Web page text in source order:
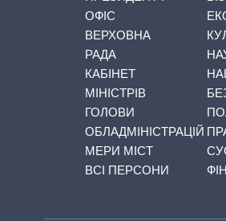
ОФІС
ВЕРХОВНА
РАДА
КАБІНЕТ
МІНІСТРІВ
ГОЛОВИ
ОБЛАДМІНІСТРАЦІЙ
МЕРИ МІСТ
ВСІ ПЕРСОНИ